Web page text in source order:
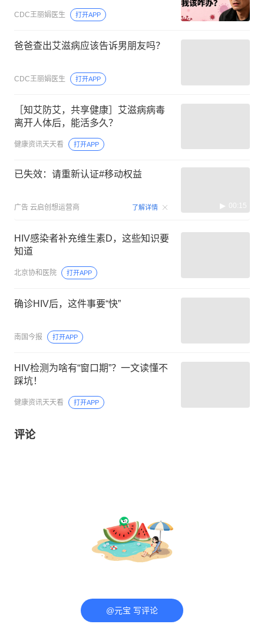
CDC王丽娟医生 打开APP
爸爸查出艾滋病应该告诉男朋友吗？
CDC王丽娟医生 打开APP
［知艾防艾，共享健康］艾滋病病毒
离开人体后，能活多久？
健康资讯天天看 打开APP
已失效：请重新认证#移动权益
广告 云启创想运营商 了解详情 00:15
HIV感染者补充维生素D，这些知识要
知道
北京协和医院 打开APP
确诊HIV后，这件事要“快”
南国今报 打开APP
HIV检测为啥有“窗口期”？一文读懂不
踩坑！
健康资讯天天看 打开APP
评论
@元宝 写评论